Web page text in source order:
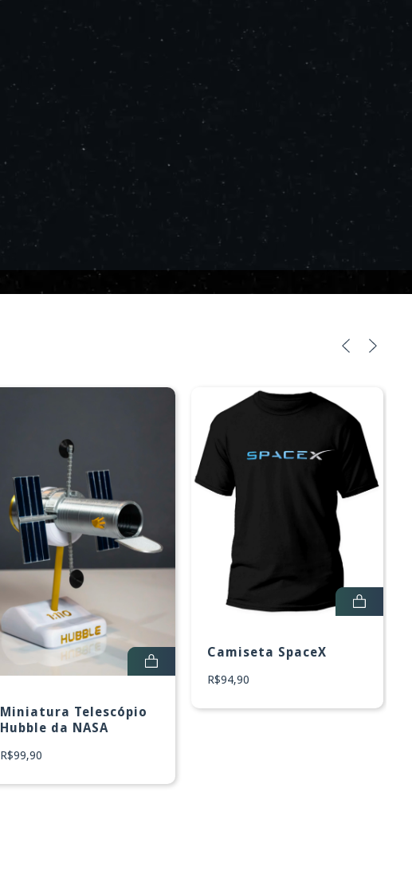
Miniatura Telescópio
Hubble da NASA
R$99,90
Camiseta SpaceX
R$94,90